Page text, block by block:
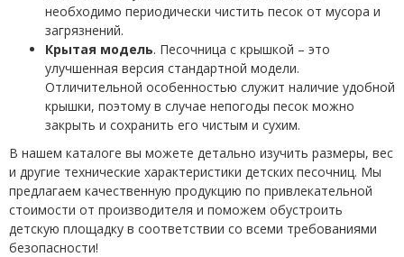
необходимо периодически чистить песок от мусора и
загрязнений.
Крытая модель. Песочница с крышкой – это
улучшенная версия стандартной модели.
Отличительной особенностью служит наличие удобной
крышки, поэтому в случае непогоды песок можно
закрыть и сохранить его чистым и сухим.
В нашем каталоге вы можете детально изучить размеры, вес
и другие технические характеристики детских песочниц. Мы
предлагаем качественную продукцию по привлекательной
стоимости от производителя и поможем обустроить
детскую площадку в соответствии со всеми требованиями
безопасности!